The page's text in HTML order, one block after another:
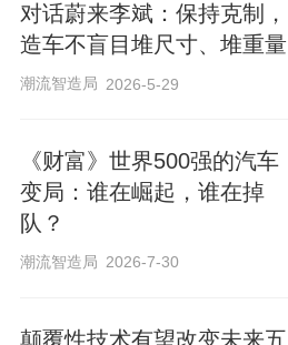
对话蔚来李斌：保持克制，
造车不盲目堆尺寸、堆重量
潮流智造局 2026-5-29
《财富》世界500强的汽车
变局：谁在崛起，谁在掉
队？
潮流智造局 2026-7-30
颠覆性技术有望改变未来五